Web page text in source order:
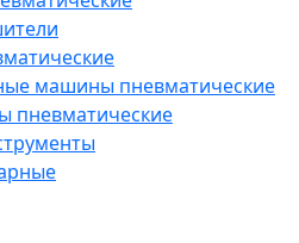
машины пневматические
пневматические